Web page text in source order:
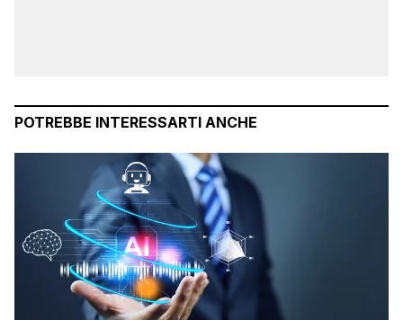
POTREBBE INTERESSARTI ANCHE